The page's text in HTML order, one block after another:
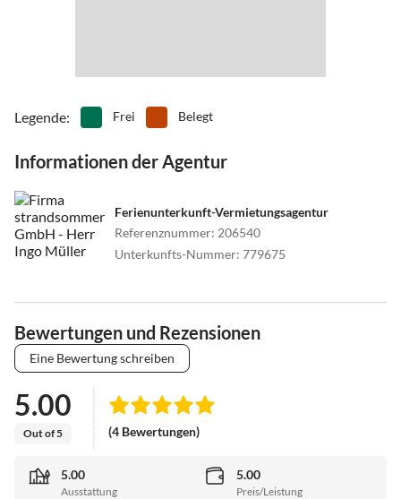
Legende: Frei Belegt
Informationen der Agentur
Ferienunterkunft-Vermietungsagentur
Referenznummer: 206540
Unterkunfts-Nummer: 779675
Bewertungen und Rezensionen
Eine Bewertung schreiben
5.00
Out of 5 (4 Bewertungen)
5.00
Ausstattung
5.00
Preis/Leistung